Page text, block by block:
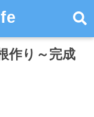
作り～完成